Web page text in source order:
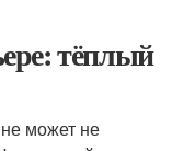
тёплый
может не